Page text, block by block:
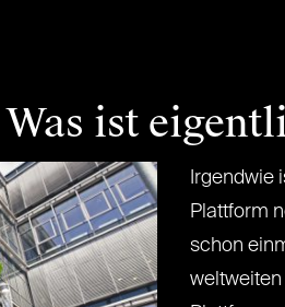
ist
Irgendwie
Plattform
schon
weltweiten